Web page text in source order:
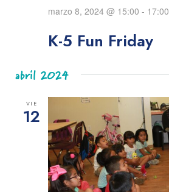
K-5 Fun Friday
marzo 8, 2024 @ 15:00 - 17:00
abril 2024
VIE
12